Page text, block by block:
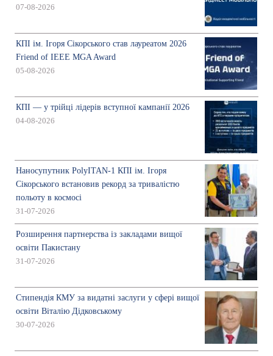
07-08-2026
КПІ ім. Ігоря Сікорського став лауреатом 2026
Friend of IEEE MGA Award
05-08-2026
КПІ — у трійці лідерів вступної кампанії 2026
04-08-2026
Наносупутник PolyITAN-1 КПІ ім. Ігоря
Сікорського встановив рекорд за тривалістю
польоту в космосі
31-07-2026
Розширення партнерства із закладами вищої
освіти Пакистану
31-07-2026
Стипендія КМУ за видатні заслуги у сфері вищої
освіти Віталію Дідковському
30-07-2026